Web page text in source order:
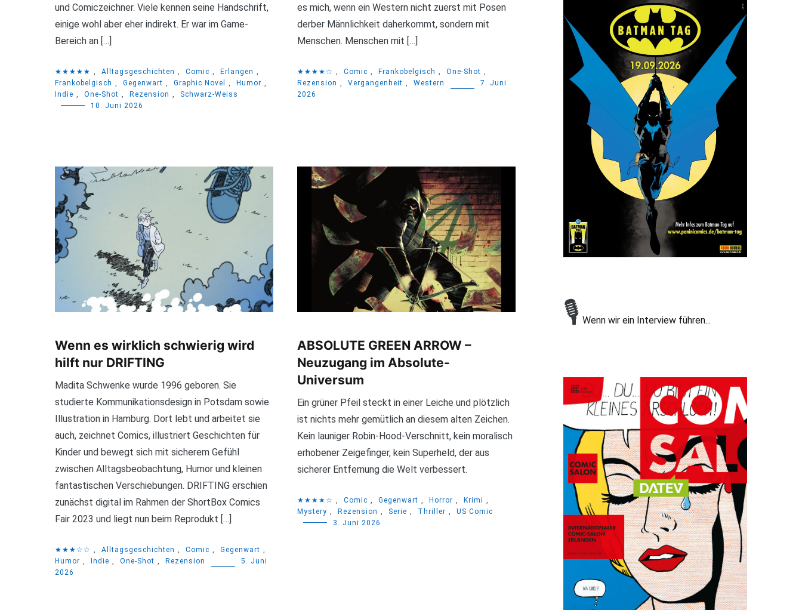
und Comiczeichner. Viele kennen seine Handschrift,
einige wohl aber eher indirekt. Er war im Game-
Bereich an […]
★★★★★ , Alltagsgeschichten , Comic , Erlangen ,
Frankobelgisch , Gegenwart , Graphic Novel , Humor ,
Indie , One-Shot , Rezension ,
Schwarz-Weiss
10. Juni 2026
es mich, wenn ein Western nicht zuerst mit Posen
derber Männlichkeit daherkommt, sondern mit
Menschen. Menschen mit […]
★★★★☆ , Comic , Frankobelgisch , One-Shot ,
Rezension , Vergangenheit , Western
7. Juni
2026
Wenn es wirklich schwierig wird
hilft nur DRIFTING
Madita Schwenke wurde 1996 geboren. Sie
studierte Kommunikationsdesign in Potsdam sowie
Illustration in Hamburg. Dort lebt und arbeitet sie
auch, zeichnet Comics, illustriert Geschichten für
Kinder und bewegt sich mit sicherem Gefühl
zwischen Alltagsbeobachtung, Humor und kleinen
fantastischen Verschiebungen. DRIFTING erschien
zunächst digital im Rahmen der ShortBox Comics
Fair 2023 und liegt nun beim Reprodukt […]
★★★☆☆ , Alltagsgeschichten , Comic , Gegenwart ,
Humor , Indie , One-Shot , Rezension
5. Juni
2026
ABSOLUTE GREEN ARROW –
Neuzugang im Absolute-
Universum
Ein grüner Pfeil steckt in einer Leiche und plötzlich
ist nichts mehr gemütlich an diesem alten Zeichen.
Kein launiger Robin-Hood-Verschnitt, kein moralisch
erhobener Zeigefinger, kein Superheld, der aus
sicherer Entfernung die Welt verbessert.
★★★★☆ , Comic , Gegenwart , Horror , Krimi ,
Mystery , Rezension , Serie , Thriller ,
US Comic
3. Juni 2026
🎙 Wenn wir ein Interview führen...